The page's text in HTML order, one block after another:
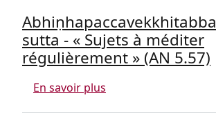
sutta - « Sujets à méditer
régulièrement » (AN 5.57)
En savoir plus